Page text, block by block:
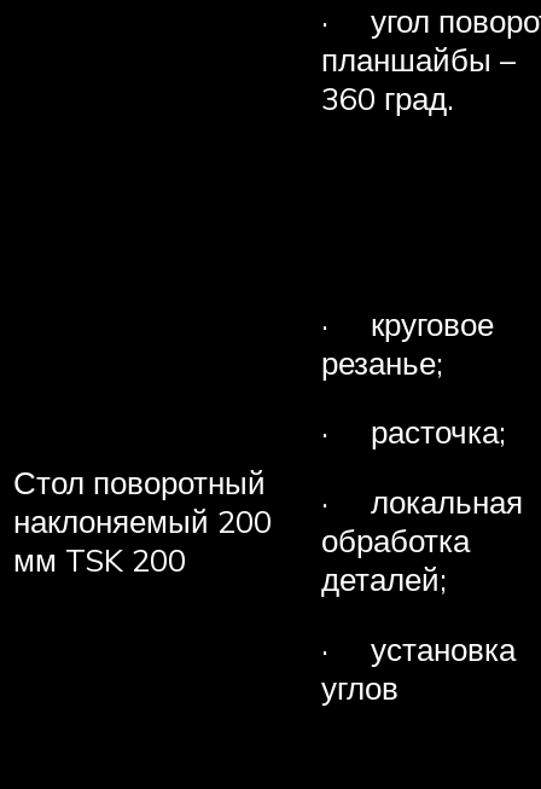
· угол
планшайбы –
360 град.
Стол поворотный
наклоняемый 200
мм TSK 200
· круговое
резанье;
· расточка;
· локальная
обработка
деталей;
· установка
углов